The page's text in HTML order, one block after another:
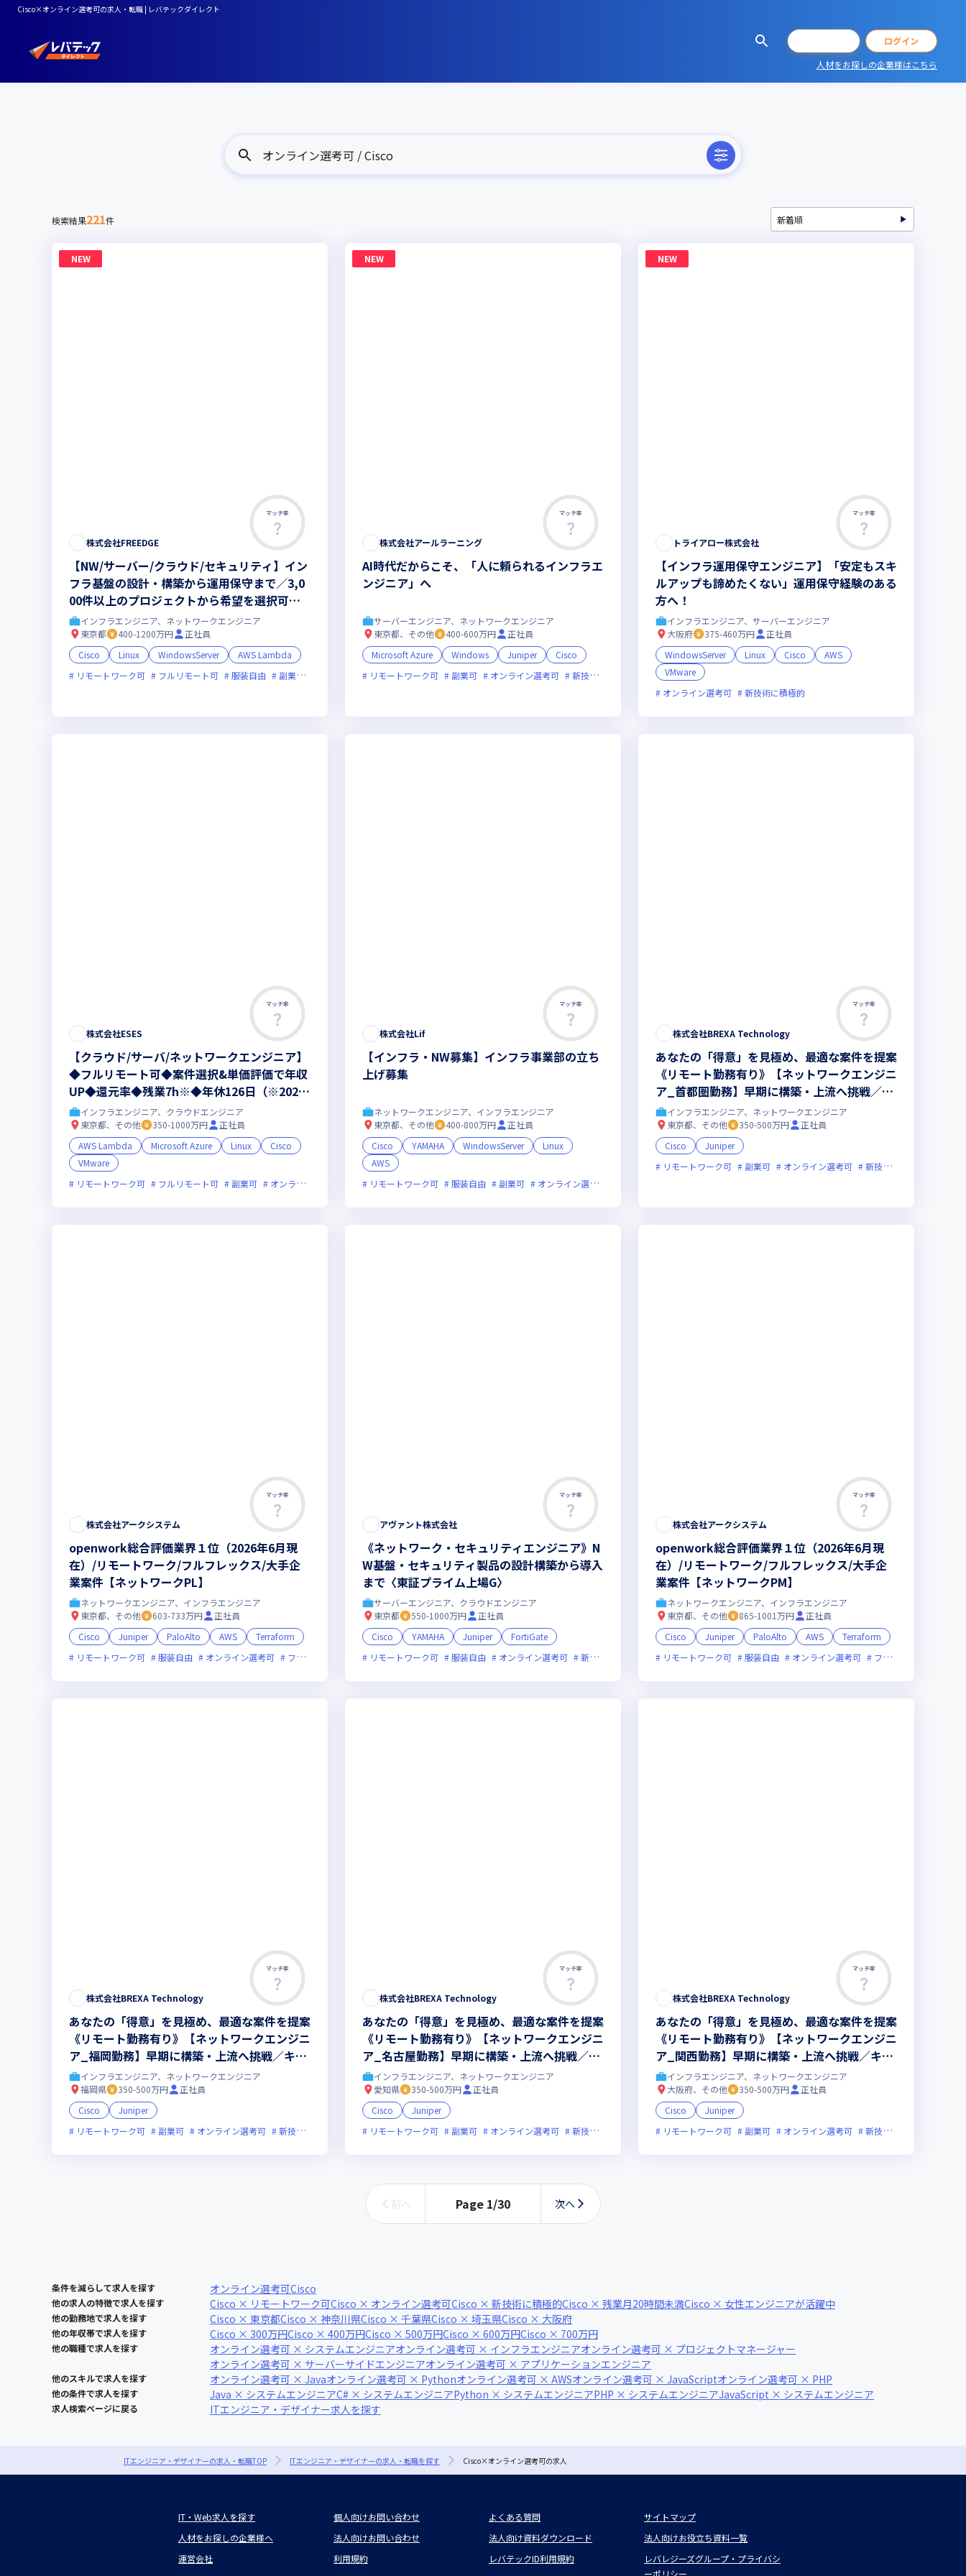
Cisco×オンライン選考可の求人・転職 | レバテックダイレクト
ログイン
人材をお探しの企業様はこちら
オンライン選考可 / Cisco
検索結果221件
NEW
マッチ率
株式会社FREEDGE
【NW/サーバー/クラウド/セキュリティ】イン
フラ基盤の設計・構築から運用保守まで／3,0
00件以上のプロジェクトから希望を選択可
能！手厚いキャリア支援でPM・コンサル・理
想の働き方を実現
インフラエンジニア、ネットワークエンジニア
東京都
400-1200万円
正社員
Cisco
Linux WindowsServer
AWS Lambda
リモートワーク可
フルリモート可 服装自由 副業可 オンライン選考可 フレックス制度あり 新技術に積極的 面接1回 ベンチャー企業 残業月20時間未満
NEW
マッチ率
株式会社アールラーニング
AI時代だからこそ、「人に頼られるインフラエ
ンジニア」へ
サーバーエンジニア、ネットワークエンジニア
東京都、その他
400-600万円
正社員
Microsoft Azure
Windows Juniper
Cisco
リモートワーク可
副業可 オンライン選考可 新技術に積極的 残業月20時間未満
NEW
マッチ率
トライアロー株式会社
【インフラ運用保守エンジニア】「安定もスキ
ルアップも諦めたくない」運用保守経験のある
方へ！
インフラエンジニア、サーバーエンジニア
大阪府
375-460万円
正社員
WindowsServer
Linux Cisco
AWS
VMware
オンライン選考可
新技術に積極的
マッチ率
株式会社ESES
【クラウド/サーバ/ネットワークエンジニア】
◆フルリモート可◆案件選択&単価評価で年収
UP◆還元率◆残業7h※◆年休126日（※2026
年7月時点）
インフラエンジニア、クラウドエンジニア
東京都、その他
350-1000万円
正社員
AWS Lambda
Microsoft Azure Linux
Cisco
VMware
リモートワーク可
フルリモート可 副業可 オンライン選考可 新技術に積極的 面接1回 ベンチャー企業 残業月20時間未満
マッチ率
株式会社Lif
【インフラ・NW募集】インフラ事業部の立ち
上げ募集
ネットワークエンジニア、インフラエンジニア
東京都、その他
400-800万円
正社員
Cisco
YAMAHA WindowsServer
Linux
AWS
リモートワーク可
服装自由 副業可 オンライン選考可
マッチ率
株式会社BREXA Technology
あなたの「得意」を見極め、最適な案件を提案
《リモート勤務有り》【ネットワークエンジニ
ア_首都圏勤務】早期に構築・上流へ挑戦／キ
ャリアアップの選択肢多数／大手企業中心に5
000社以上の取引先／20000人以上のエンジニ
アが在籍／平均残業10時間40分／年間休日124
日
インフラエンジニア、ネットワークエンジニア
東京都、その他
350-500万円
正社員
Cisco
Juniper
リモートワーク可
副業可 オンライン選考可 新技術に積極的
マッチ率
株式会社アークシステム
openwork総合評価業界１位（2026年6月現
在）/リモートワーク/フルフレックス/大手企
業案件【ネットワークPL】
ネットワークエンジニア、インフラエンジニア
東京都、その他
603-733万円
正社員
Cisco
Juniper PaloAlto AWS
Terraform
リモートワーク可
服装自由 オンライン選考可 フレックス制度あり 新技術に積極的 残業月20時間未満 女性エンジニアが活躍中
マッチ率
アヴァント株式会社
《ネットワーク・セキュリティエンジニア》N
W基盤・セキュリティ製品の設計構築から導入
まで〈東証プライム上場G〉
サーバーエンジニア、クラウドエンジニア
東京都
550-1000万円
正社員
Cisco
YAMAHA Juniper
FortiGate
リモートワーク可
服装自由 オンライン選考可 新技術に積極的 残業月20時間未満 女性エンジニアが活躍中
マッチ率
株式会社アークシステム
openwork総合評価業界１位（2026年6月現
在）/リモートワーク/フルフレックス/大手企
業案件【ネットワークPM】
ネットワークエンジニア、インフラエンジニア
東京都、その他
865-1001万円
正社員
Cisco
Juniper PaloAlto AWS
Terraform
リモートワーク可
服装自由 オンライン選考可 フレックス制度あり
マッチ率
株式会社BREXA Technology
あなたの「得意」を見極め、最適な案件を提案
《リモート勤務有り》【ネットワークエンジニ
ア_福岡勤務】早期に構築・上流へ挑戦／キャ
リアアップの選択肢多数／大手企業中心に500
0社以上の取引先／20000人以上のエンジニア
が在籍／平均残業10時間40分／年間休日124日
インフラエンジニア、ネットワークエンジニア
福岡県
350-500万円
正社員
Cisco
Juniper
リモートワーク可
副業可 オンライン選考可 新技術に積極的 残業月20時間未満
マッチ率
株式会社BREXA Technology
あなたの「得意」を見極め、最適な案件を提案
《リモート勤務有り》【ネットワークエンジニ
ア_名古屋勤務】早期に構築・上流へ挑戦／キ
ャリアアップの選択肢多数／大手企業中心に5
000社以上の取引先／20000人以上のエンジニ
アが在籍／平均残業10時間40分／年間休日124
日
インフラエンジニア、ネットワークエンジニア
愛知県
350-500万円
正社員
Cisco
Juniper
リモートワーク可
副業可 オンライン選考可 新技術に積極的 残業月20時間未満
マッチ率
株式会社BREXA Technology
あなたの「得意」を見極め、最適な案件を提案
《リモート勤務有り》【ネットワークエンジニ
ア_関西勤務】早期に構築・上流へ挑戦／キャ
リアアップの選択肢多数／大手企業中心に500
0社以上の取引先／20000人以上のエンジニア
が在籍／平均残業10時間40分／年間休日124日
インフラエンジニア、ネットワークエンジニア
大阪府、その他
350-500万円
正社員
Cisco
Juniper
リモートワーク可
副業可 オンライン選考可 新技術に積極的
前へ Page 1/30 次へ
条件を減らして求人を探す オンライン選考可Cisco
他の求人の特徴で求人を探す Cisco × リモートワーク可Cisco × オンライン選考可Cisco × 新技術に積極的Cisco × 残業月20時間未満Cisco × 女性エンジニアが活躍中
他の勤務地で求人を探す Cisco × 東京都Cisco × 神奈川県Cisco × 千葉県Cisco × 埼玉県Cisco × 大阪府
他の年収帯で求人を探す Cisco × 300万円Cisco × 400万円Cisco × 500万円Cisco × 600万円Cisco × 700万円
他の職種で求人を探す オンライン選考可 × システムエンジニアオンライン選考可 × インフラエンジニアオンライン選考可 × プロジェクトマネージャー
オンライン選考可 × サーバーサイドエンジニアオンライン選考可 × アプリケーションエンジニア
他のスキルで求人を探す オンライン選考可 × Javaオンライン選考可 × Pythonオンライン選考可 × AWSオンライン選考可 × JavaScriptオンライン選考可 × PHP
他の条件で求人を探す Java × システムエンジニアC# × システムエンジニアPython × システムエンジニアPHP × システムエンジニアJavaScript × システムエンジニア
求人検索ページに戻る ITエンジニア・デザイナー求人を探す
ITエンジニア・デザイナーの求人・転職TOP ITエンジニア・デザイナーの求人・転職を探す Cisco×オンライン選考可の求人
IT・Web求人を探す 個人向けお問い合わせ よくある質問
サイトマップ
人材をお探しの企業様へ
法人向けお問い合わせ 法人向け資料ダウンロード
法人向けお役立ち資料一覧
運営会社
利用規約 レバテックID利用規約
レバレジーズグループ・プライバシ
ーポリシー